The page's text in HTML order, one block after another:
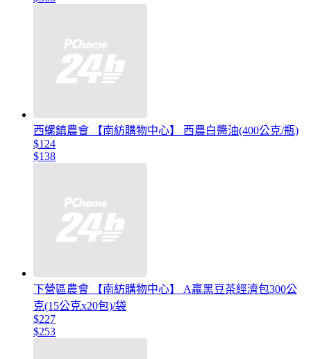
西螺鎮農會 【南紡購物中心】 西農白醬油(400公克/瓶)
$124
$138
下營區農會 【南紡購物中心】 A贏黑豆茶經濟包300公
克(15公克x20包)/袋
$227
$253